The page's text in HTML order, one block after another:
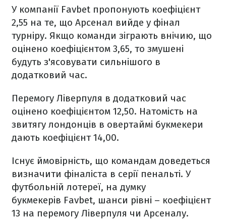
У компанії Favbet пропонують коефіцієнт
2,55 на те, що Арсенал вийде у фінал
турніру. Якщо команди зіграють внічию, що
оцінено коефіцієнтом 3,65, то змушені
будуть з'ясовувати сильнішого в
додатковий час.
Перемогу Ліверпуля в додатковий час
оцінено коефіцієнтом 12,50. Натомість на
звитягу лондонців в овертаймі букмекери
дають коефіцієнт 14,00.
Існує ймовірність, що командам доведеться
визначити фіналіста в серії пенальті. У
футбольній лотереї, на думку
букмекерів Favbet, шанси рівні – коефіцієнт
13 на перемогу Ліверпуля чи Арсеналу.